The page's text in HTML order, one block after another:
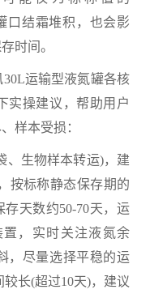
口结霜堆积，也会影
时间。
运输型液氮罐各核
实操建议，帮助用户
样本受损：
生物样本转运)，建
按标称静态保存期的
存天数约50-70天，运
，实时关注液氮余
，尽量选择平稳的运
长(超过10天)，建议